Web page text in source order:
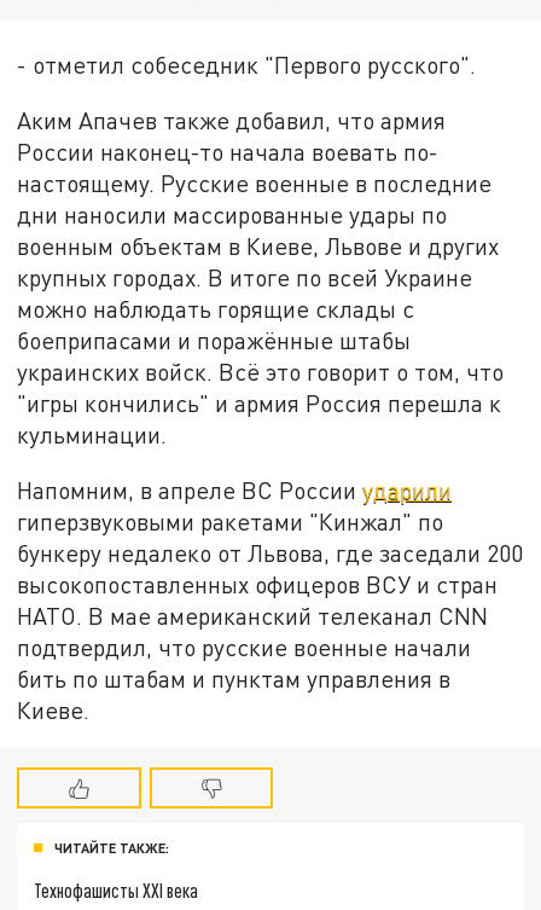
- отметил собеседник "Первого русского".
Аким Апачев также добавил, что армия
России наконец-то начала воевать по-
настоящему. Русские военные в последние
дни наносили массированные удары по
военным объектам в Киеве, Львове и других
крупных городах. В итоге по всей Украине
можно наблюдать горящие склады с
боеприпасами и поражённые штабы
украинских войск. Всё это говорит о том, что
"игры кончились" и армия Россия перешла к
кульминации.
Напомним, в апреле ВС Россииударили
гиперзвуковыми ракетами "Кинжал" по
бункеру недалеко от Львова, где заседали 200
высокопоставленных офицеров ВСУ и стран
НАТО. В мае американский телеканал CNN
подтвердил, что русские военные начали
бить по штабам и пунктам управления в
Киеве.
ЧИТАЙТЕ ТАКЖЕ:
Технофашисты XXI века